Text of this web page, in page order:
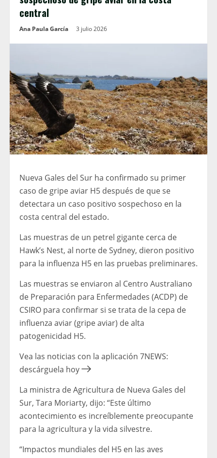
central
Ana Paula García 3 julio 2026
Nueva Gales del Sur ha confirmado su primer
caso de gripe aviar H5 después de que se
detectara un caso positivo sospechoso en la
costa central del estado.
Las muestras de un petrel gigante cerca de
Hawk’s Nest, al norte de Sydney, dieron positivo
para la influenza H5 en las pruebas preliminares.
Las muestras se enviaron al Centro Australiano
de Preparación para Enfermedades (ACDP) de
CSIRO para confirmar si se trata de la cepa de
influenza aviar (gripe aviar) de alta
patogenicidad H5.
Vea las noticias con la aplicación 7NEWS:
descárguela hoy
La ministra de Agricultura de Nueva Gales del
Sur, Tara Moriarty, dijo: “Este último
acontecimiento es increíblemente preocupante
para la agricultura y la vida silvestre.
“Impactos mundiales del H5 en las aves